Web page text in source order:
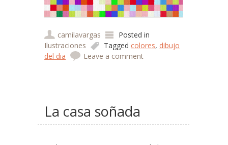
camilavargas
Posted in
Ilustraciones
Taggedcolores, dibujo
del dia
Leave a comment
La casa soñada